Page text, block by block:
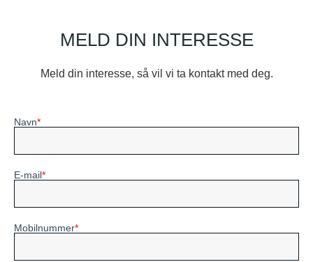
MELD DIN INTERESSE
Meld din interesse, så vil vi ta kontakt med deg.
Navn
E-mail
Mobilnummer